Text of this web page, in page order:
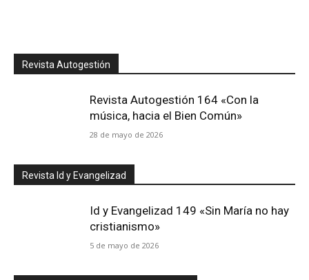
Revista Autogestión
Revista Autogestión 164 «Con la
música, hacia el Bien Común»
28 de mayo de 2026
Revista Id y Evangelizad
Id y Evangelizad 149 «Sin María no hay
cristianismo»
5 de mayo de 2026